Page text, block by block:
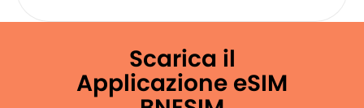
Scarica il
Applicazione eSIM